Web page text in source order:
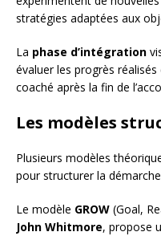
stratégies adaptées aux
La phase d’intégration
évaluer les progrès
coaché après la fin de
Les modèles
Plusieurs modèles
pour structurer la
Le modèle GROW (Goal,
John Whitmore, propose